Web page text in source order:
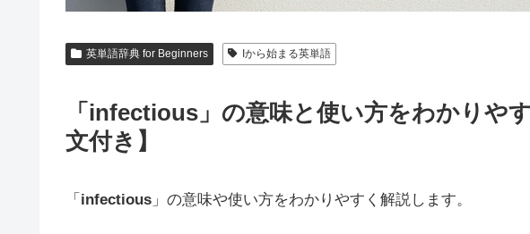
英単語辞典 for Beginners Iから始まる英単語
「infectious」の意味と使い方をわかりや
文付き】
「 infectious 」の意味や使い方をわかりやすく解説します。